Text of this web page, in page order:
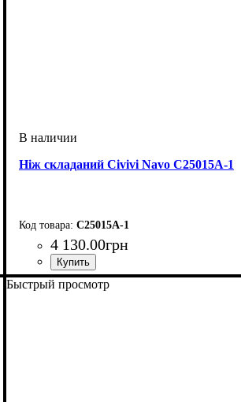
Ніж складаний Civivi Navo C25015A-1
C25015A-1
4 130.00грн
Быстрый просмотр